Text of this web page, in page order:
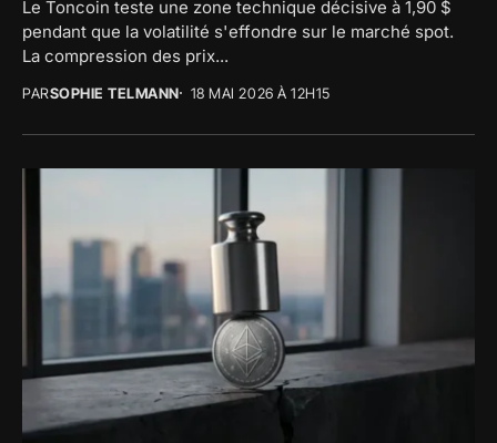
Le Toncoin teste une zone technique décisive à 1,90 $
pendant que la volatilité s'effondre sur le marché spot.
La compression des prix...
PARSOPHIE TELMANN 18 MAI 2026 À 12H15